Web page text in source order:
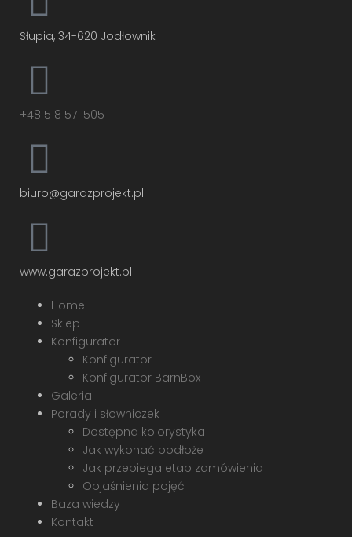
Słupia, 34-620 Jodłownik
+48 518 571 505
biuro@garazprojekt.pl
www.garazprojekt.pl
Home
Sklep
Konfigurator
Konfigurator
Konfigurator BarnBox
Galeria
Porady i słowniczek
Dostępna kolorystyka
Jak wykonać podłoże
Jak przebiega etap zamówienia
Objaśnienia pojęć
Baza wiedzy
Kontakt